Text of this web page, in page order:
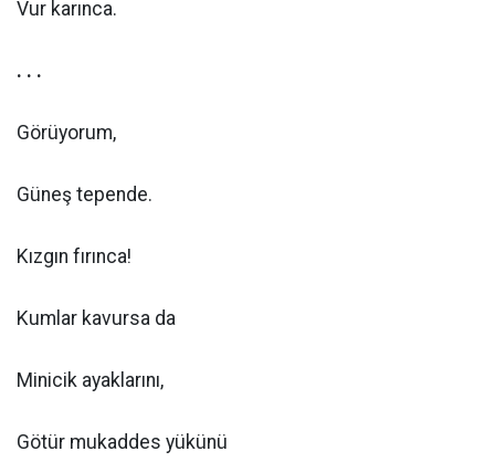
Vur karınca.
. . .
Görüyorum,
Güneş tepende.
Kızgın fırınca!
Kumlar kavursa da
Minicik ayaklarını,
Götür mukaddes yükünü